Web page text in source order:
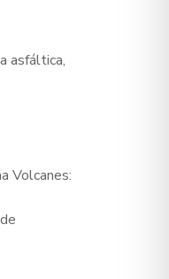
asfáltica,
Volcanes: